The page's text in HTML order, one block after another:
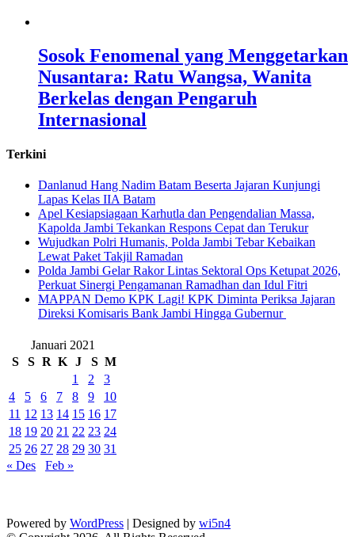
Sosok Fenomenal yang Menggetarkan
Nusantara: Ratu Wangsa, Wanita
Berkelas dengan Pengaruh
Internasional
Terkini
Danlanud Hang Nadim Batam Beserta Jajaran Kunjungi
Lapas Kelas IIA Batam
Apel Kesiapsiagaan Karhutla dan Pengendalian Massa,
Kapolda Jambi Tekankan Respons Cepat dan Terukur
Wujudkan Polri Humanis, Polda Jambi Tebar Kebaikan
Lewat Paket Takjil Ramadan
Polda Jambi Gelar Rakor Lintas Sektoral Ops Ketupat 2026,
Perkuat Sinergi Pengamanan Ramadhan dan Idul Fitri
‎MAPPAN Demo KPK Lagi! KPK Diminta Periksa Jajaran
Direksi Komisaris Bank Jambi Hingga Gubernur ‎
Januari 2021
S
S R K J S M
1
2
3
4
5 6 7 8 9
10
11 12 13 14 15 16 17
18 19 20 21 22 23 24
25 26 27 28 29 30 31
« Des
Feb »
Powered by WordPress | Designed by wi5n4